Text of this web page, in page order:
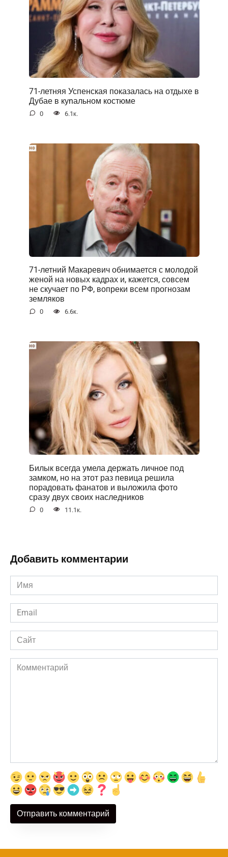
71-летняя Успенская показалась на отдыхе в
Дубае в куnальном костюме
0 6.1к.
71-летний Макаревич обнимается с молодой
женой на новых кадрах и, кажется, совсем
не скучает по РФ, вопреки всем прогнозам
земляков
0 6.6к.
Билык всегда умела держать личное под
замком, но на этот раз певица решила
порадовать фанатов и выложила фото
сразу двух своих наследников
0 11.1к.
Добавить комментарии
Имя
*
Email
*
Сайт
Комментарий